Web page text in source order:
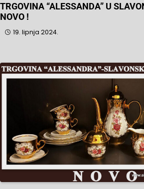
TRGOVINA “ALESSANDA” U
NOVO !
19. lipnja 2024.